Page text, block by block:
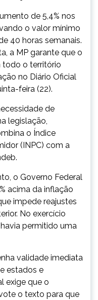
de 5,4% nos
o valor mínimo
40 horas semanais.
a MP garante que o
todo o território
no Diário Oficial
feira (22).
de
legislação,
o Índice
(INPC) com a
o Governo Federal
acima da inflação
impede reajustes
No exercício
permitido uma
validade imediata
estados e
exige que o
o texto para que